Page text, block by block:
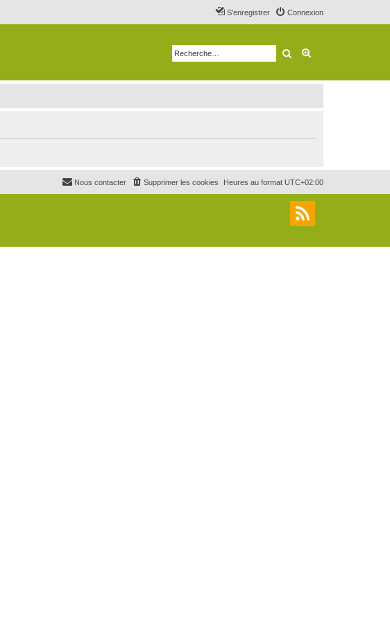
Connexion
S’enregistrer
Rechercher
Heures au format UTC+02:00
Supprimer les cookies
Nous contacter